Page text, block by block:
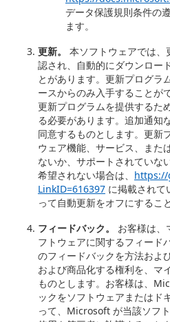
データ保護規則条件の
ます。
更新。
本ソフトウェアでは
認され、自動的にダウンロー
とがあります。更新プログ
ースからのみ入手することが
更新プログラムを提供するた
る必要があります。追加通知
同意するものとします。更新
ウェア機能、サービス、また
ないか、サポートされていな
希望されない場合は、 https://
LinkID=616397 に掲載されて
って自動更新をオフにするこ
フィードバック。
お客様は、
フトウェアに関するフィード
のフィードバックを方法およ
および商品化する権利を、マ
ものとします。お客様は、
ックをソフトウェアまたはド
って、Microsoft が当該ソフ